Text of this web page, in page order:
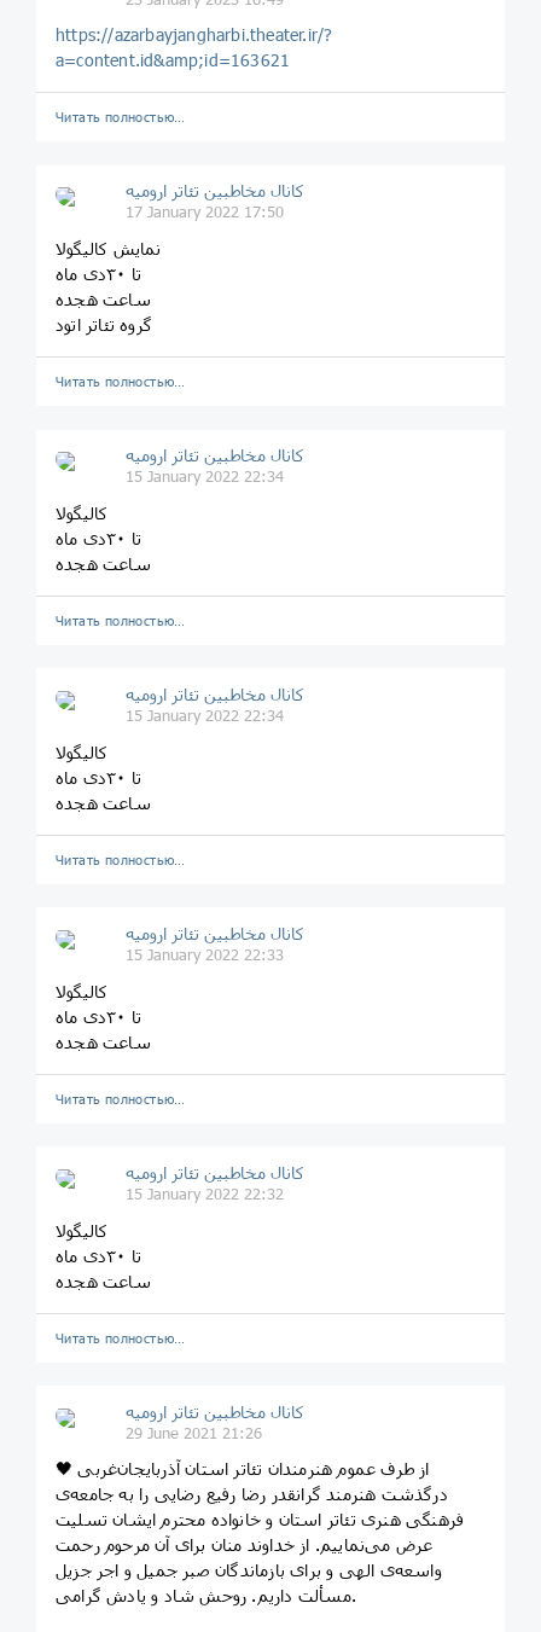
https://azarbayjangharbi.theater.ir/?
a=content.id&amp;id=163621
Читать полностью…
کانال مخاطبین تئاتر ارومیه
17 January 2022 17:50
نمایش کالیگولا
تا ۳۰دی ماه
ساعت هجده
گروه تئاتر اتود
Читать полностью…
کانال مخاطبین تئاتر ارومیه
15 January 2022 22:34
کالیگولا
تا ۳۰دی ماه
ساعت هجده
Читать полностью…
کانال مخاطبین تئاتر ارومیه
15 January 2022 22:34
کالیگولا
تا ۳۰دی ماه
ساعت هجده
Читать полностью…
کانال مخاطبین تئاتر ارومیه
15 January 2022 22:33
کالیگولا
تا ۳۰دی ماه
ساعت هجده
Читать полностью…
کانال مخاطبین تئاتر ارومیه
15 January 2022 22:32
کالیگولا
تا ۳۰دی ماه
ساعت هجده
Читать полностью…
کانال مخاطبین تئاتر ارومیه
29 June 2021 21:26
🖤 از طرف عموم هنرمندان تئاتر استان آذربایجان‌غربی
درگذشت هنرمند گرانقدر رضا رفیع رضایی را به جامعه‌ی
فرهنگی هنری تئاتر استان و خانواده محترم ایشان تسلیت
عرض می‌نماییم. از خداوند منان برای آن مرحوم رحمت
واسعه‌ی الهی و برای بازماندگان صبر جمیل و اجر جزیل
مسألت داریم. روحش شاد و یادش گرامی.